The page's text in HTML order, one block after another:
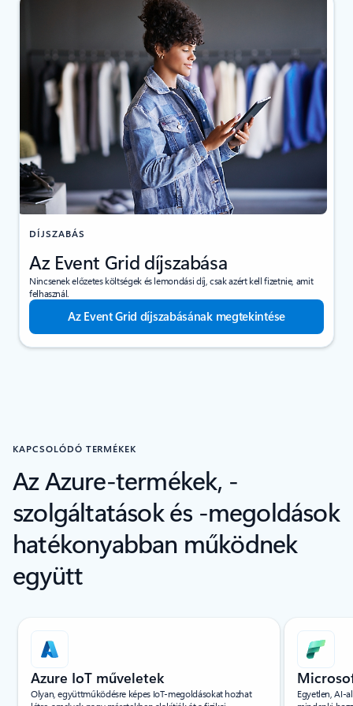
DÍJSZABÁS
Az Event Grid díjszabása
Nincsenek előzetes költségek és lemondási díj, csak azért kell fizetnie, amit
felhasznál.
Az Event Grid díjszabásának megtekintése
KAPCSOLÓDÓ TERMÉKEK
Az Azure-termékek, -
szolgáltatások és -megoldások
hatékonyabban működnek
együtt
Képernyőolvasó szöveg görgetése egy diához
Azure IoT műveletek
Olyan, együttműködésre képes IoT-megoldásokat hozhat
Egyetlen, AI-